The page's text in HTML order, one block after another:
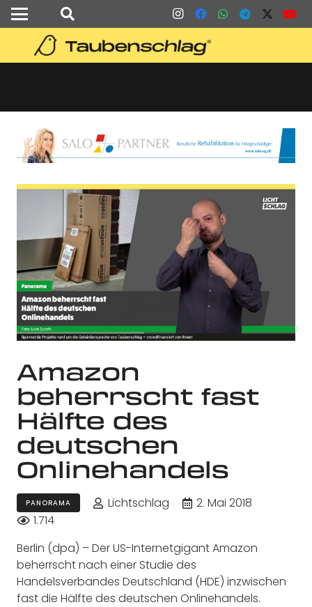
Amazon
beherrscht fast
Hälfte des
deutschen
Onlinehandels
PANORAMA Lichtschlag
2. Mai 2018
1.714
Berlin (dpa) – Der US-Internetgigant Amazon
beherrscht nach einer Studie des
Handelsverbandes Deutschland (HDE) inzwischen
fast die Hälfte des deutschen Onlinehandels.